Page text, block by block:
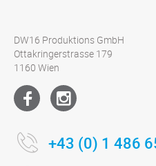
DW16 Produktions GmbH
Ottakringerstrasse 179
1160 Wien
+43 (0) 1 486